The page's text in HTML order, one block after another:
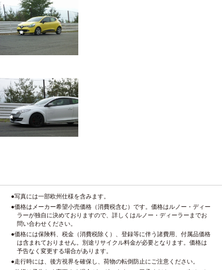
●写真には一部欧州仕様を含みます。
●価格はメーカー希望小売価格（消費税含む）です。価格はルノー・ディー
ラーが独自に決めておりますので、詳しくはルノー・ディーラーまでお
問い合わせください。
●価格には保険料、税金（消費税除く）、登録等に伴う諸費用、付属品価格
は含まれておりません。別途リサイクル料金が必要となります。価格は
予告なく変更する場合があります。
●走行時には、後方視界を確保し、荷物の転倒防止にご注意ください。